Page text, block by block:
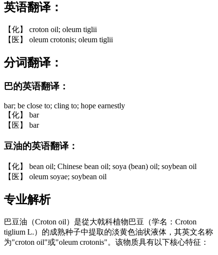
英语翻译：
【化】 croton oil; oleum tiglii
【医】 oleum crotonis; oleum tiglii
分词翻译：
巴的英语翻译：
bar; be close to; cling to; hope earnestly
【化】 bar
【医】 bar
豆油的英语翻译：
【化】 bean oil; Chinese bean oil; soya (bean) oil; soybean oil
【医】 oleum soyae; soybean oil
专业解析
巴豆油（Croton oil）是從大戟科植物巴豆（学名：Croton
tiglium L.）的成熟种子中提取的淡黄色油状液体，其英文名称
为"croton oil"或"oleum crotonis"。该物质具有以下核心特征：